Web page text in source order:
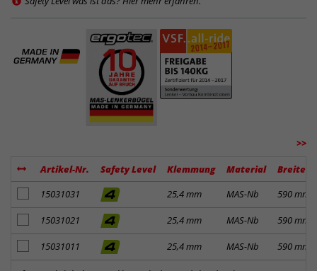
>>
Artikel-Nr. Safety Level Klemmung Material
Breite
Artikel zum Merkzettel hinzufügen
15031031 25,4 mm MAS-Nb 590 mm
Artikel zum Merkzettel hinzufügen
15031021 25,4 mm MAS-Nb 590 mm
Artikel zum Merkzettel hinzufügen
15031011 25,4 mm MAS-Nb 590 mm